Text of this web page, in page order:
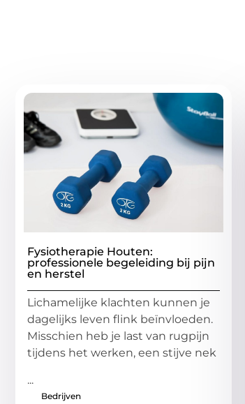
Fysiotherapie Houten:
professionele begeleiding bij pijn
en herstel
Lichamelijke klachten kunnen je
dagelijks leven flink beïnvloeden.
Misschien heb je last van rugpijn
tijdens het werken, een stijve nek
...
Bedrijven